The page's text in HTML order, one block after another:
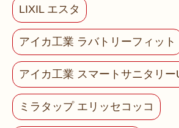
LIXIL エスタ
アイカ工業 ラバトリーフィット
アイカ工業 スマートサニタリー
ミラタップ エリッセコッコ